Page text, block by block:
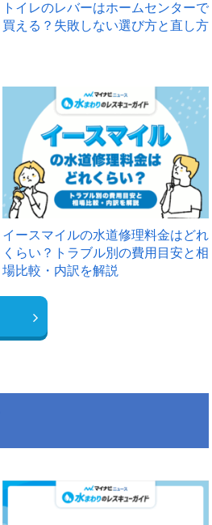
トイレのレバーはホームセンターで
買える？失敗しない選び方と直し方
イースマイルの水道修理料金はどれ
くらい？トラブル別の費用目安と相
場比較・内訳を解説